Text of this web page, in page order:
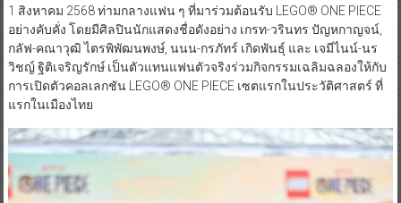
1 สิงหาคม 2568 ท่ามกลางแฟน ๆ ที่มาร่วมต้อนรับ LEGO® ONE PIECE
อย่างคับคั่ง โดยมีศิลปินนักแสดงชื่อดังอย่าง เกรท-วรินทร ปัญหกาญจน์,
กลัฟ-คณาวุฒิ ไตรพิพัฒนพงษ์, นนน-กรภัทร์ เกิดพันธุ์ และ เจมีไนน์-นร
วิชญ์ ฐิติเจริญรักษ์ เป็นตัวแทนแฟนตัวจริงร่วมกิจกรรมเฉลิมฉลองให้กับ
การเปิดตัวคอลเลกชัน LEGO® ONE PIECE เซตแรกในประวัติศาสตร์ ที่
แรกในเมืองไทย